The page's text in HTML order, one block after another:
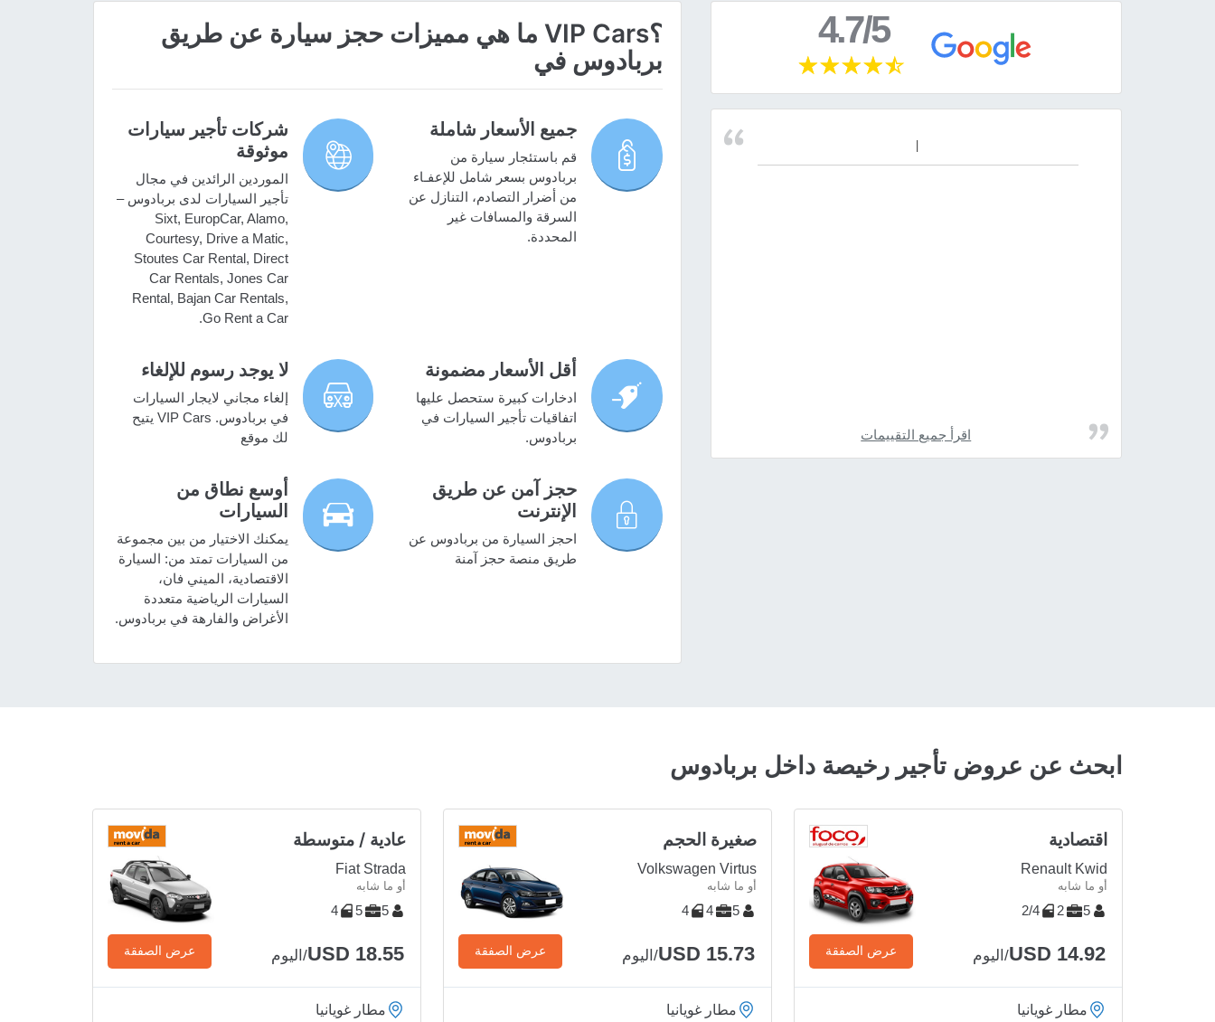
4.7/5
اقرأ جميع التقييمات
؟VIP Cars ما هي مميزات حجز سيارة عن طريق
بربادوس في
جميع الأسعار شاملة
قم باستئجار سيارة من
بربادوس بسعر شامل للإعفـاء
من أضرار التصادم، التنازل عن
السرقة والمسافات غير
المحددة.
شركات تأجير سيارات
موثوقة
الموردين الرائدين في مجال
تأجير السيارات لدى بربادوس –
Sixt, EuropCar, Alamo,
Courtesy, Drive a Matic,
Stoutes Car Rental, Direct
Car Rentals, Jones Car
Rental, Bajan Car Rentals,
Go Rent a Car.
أقل الأسعار مضمونة
ادخارات كبيرة ستحصل عليها
اتفاقيات تأجير السيارات في
بربادوس.
لا يوجد رسوم للإلغاء
إلغاء مجاني لايجار السيارات
في بربادوس. VIP Cars يتيح
لك موقع
حجز آمن عن طريق
الإنترنت
احجز السيارة من بربادوس عن
طريق منصة حجز آمنة
أوسع نطاق من
السيارات
يمكنك الاختيار من بين مجموعة
من السيارات تمتد من: السيارة
الاقتصادية، الميني فان،
السيارات الرياضية متعددة
الأغراض والفارهة في بربادوس.
ابحث عن عروض تأجير رخيصة داخل بربادوس
اقتصادية
Renault Kwid
أو ما شابه
5
2
2/4
USD 14.92/اليوم عرض الصفقة
مطار غويانيا
صغيرة الحجم
Volkswagen Virtus
أو ما شابه
5
4
4
USD 15.73/اليوم عرض الصفقة
مطار غويانيا
عادية / متوسطة
Fiat Strada
أو ما شابه
5
5
4
USD 18.55/اليوم عرض الصفقة
مطار غويانيا